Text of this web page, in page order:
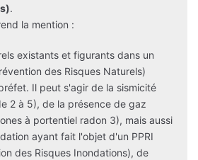
.
la mention :
existants et figurants dans un
des Risques Naturels)
Il peut s'agir de la sismicité
2 à 5), de la présence de gaz
à portentiel radon 3), mais aussi
ayant fait l'objet d'un PPRI
des Risques Inondations), de